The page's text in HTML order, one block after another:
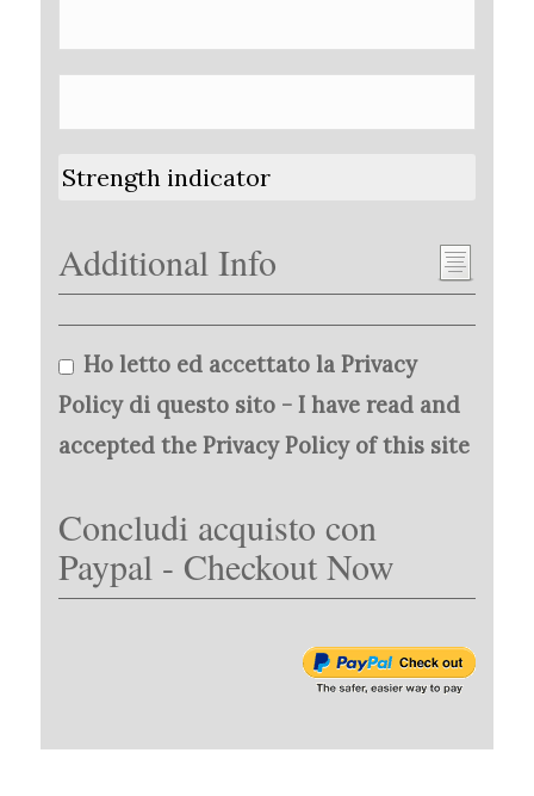
Strength indicator
Additional Info
Ho letto ed accettato la Privacy
Policy di questo sito - I have read and
accepted the Privacy Policy of this site
Concludi acquisto con
Paypal - Checkout Now